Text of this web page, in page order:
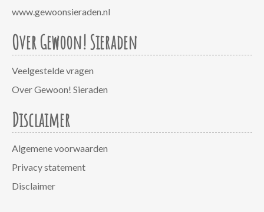
www.gewoonsieraden.nl
Over Gewoon! Sieraden
Veelgestelde vragen
Over Gewoon! Sieraden
Disclaimer
Algemene voorwaarden
Privacy statement
Disclaimer